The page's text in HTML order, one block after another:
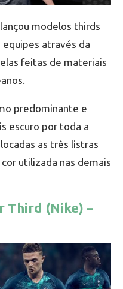
modelos thirds
equipes através da
feitas de materiais
predominante e
escuro por toda a
as três listras
utilizada nas demais
Third (Nike) –